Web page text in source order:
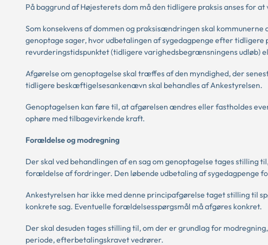
På baggrund af Højesterets dom må den tidligere praksis anses for
Som konsekvens af dommen og praksisændringen skal
genoptage sager, hvor udbetalingen af sygedagpenge efter
revurderingstidspunktet (tidligere varighedsbegrænsningens udløb)
Afgørelse om genoptagelse skal træffes af den myndighed, der
tidligere beskæftigelsesankenævn skal behandles af Ankestyrelsen.
Genoptagelsen kan føre til, at afgørelsen ændres eller fastholdes
ophøre med tilbagevirkende kraft.
Forældelse og modregning
Der skal ved behandlingen af en sag om genoptagelse tages
forældelse af fordringer. Den løbende udbetaling af sygedagpenge
Ankestyrelsen har ikke med denne principafgørelse taget stilling til
konkrete sag. Eventuelle forældelsesspørgsmål må afgøres konkret.
Der skal desuden tages stilling til, om der er grundlag for
periode, efterbetalingskravet vedrører.